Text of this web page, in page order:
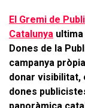
El Gremi de
Catalunya
Dones de la
campanya
donar visibilitat,
dones
panoràmica